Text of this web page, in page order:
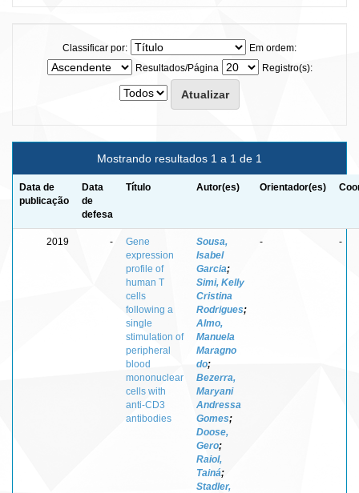
Classificar por:
Em ordem:
Resultados/Página
Registro(s):
Mostrando resultados 1 a 1 de 1
Data de
publicação
Data
de
defesa
Título Autor(es) Orientador(es)
2019 -
Gene
expression
profile of
human T
cells
following a
single
stimulation of
peripheral
blood
mononuclear
cells with
anti-CD3
antibodies
Sousa,
Isabel
Garcia;
Simi, Kelly
Cristina
Rodrigues;
Almo,
Manuela
Maragno
do;
Bezerra,
Maryani
Andressa
Gomes;
Doose,
Gero;
Raiol,
Tainá;
Stadler,
- -